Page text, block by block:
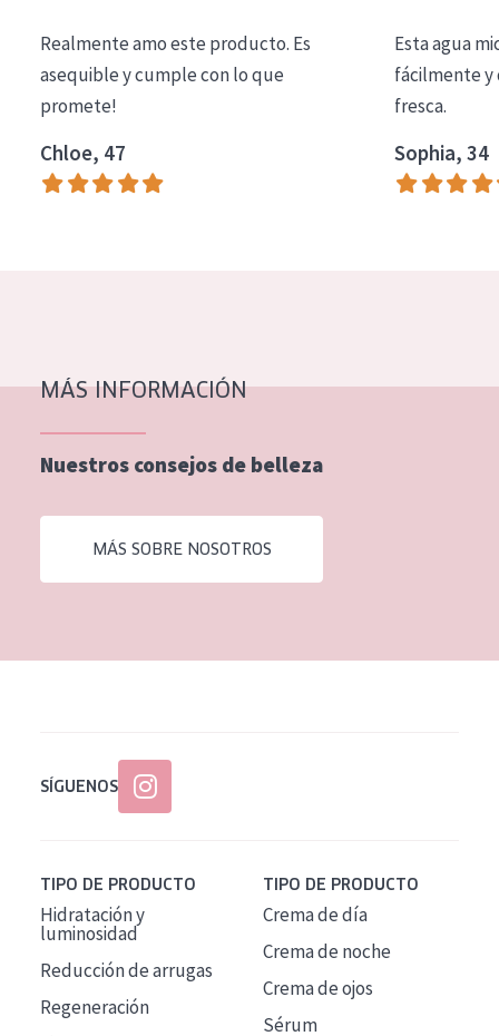
Essentials
Lift+
Expert
Piel madura
Piel menopáusica
EDAD
Realmente amo este producto. Es
asequible y cumple con lo que
promete!
Chloe, 47
Esta agua
fácilmente y
fresca.
Sophia, 34
MÁS INFORMACIÓN
Nuestros consejos de belleza
MÁS SOBRE NOSOTROS
SÍGUENOS
TIPO DE PRODUCTO
Hidratación y
luminosidad
Reducción de arrugas
Regeneración
TIPO DE PRODUCTO
Crema de día
Crema de noche
Crema de ojos
Sérum